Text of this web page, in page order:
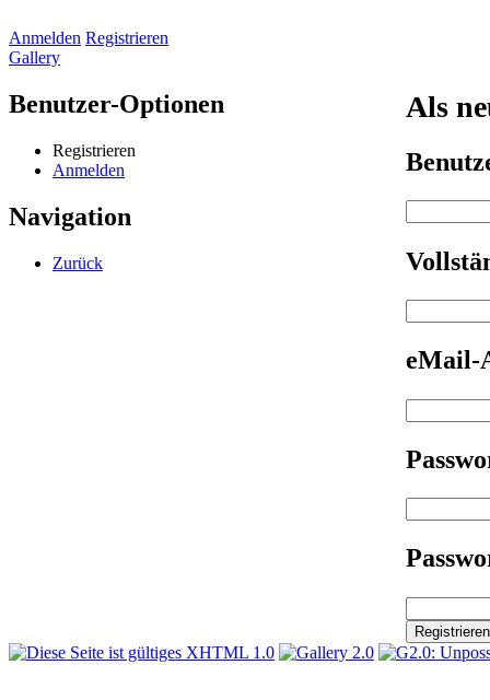
Anmelden Registrieren
Gallery
Benutzer-Optionen
Registrieren
Anmelden
Navigation
Zurück
Als
eMail-